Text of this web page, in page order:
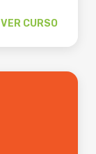
VER CURSO